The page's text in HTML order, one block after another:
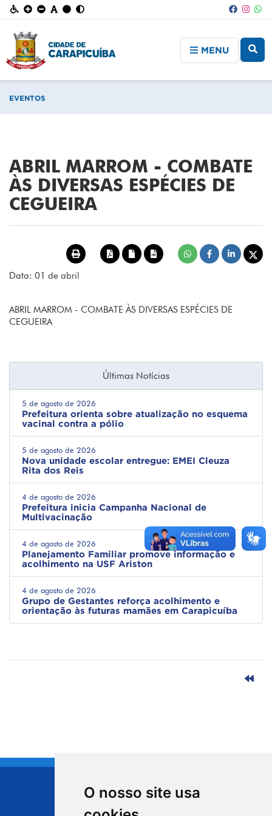
O nosso site usa
MENU
EVENTOS
ABRIL MARROM - COMBATE
ÀS DIVERSAS ESPÉCIES DE
CEGUEIRA
Data: 01 de abril
ABRIL MARROM - COMBATE ÀS DIVERSAS ESPÉCIES DE
CEGUEIRA
Últimas Notícias
5 de agosto de 2026
Prefeitura orienta sobre atualização no esquema
vacinal contra a pólio
5 de agosto de 2026
Nova unidade escolar entregue: EMEI Cleuza
Rita dos Reis
4 de agosto de 2026
Prefeitura inicia Campanha Nacional de
Multivacinação
4 de agosto de 2026
Planejamento Familiar promove informação e
acolhimento na USF Ariston
4 de agosto de 2026
Grupo de Gestantes reforça acolhimento e
orientação às futuras mamães em Carapicuíba
CIDADE DE